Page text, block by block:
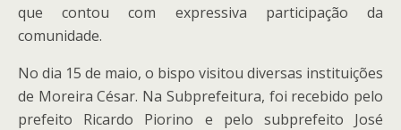
que contou com expressiva participação da
comunidade.
No dia 15 de maio, o bispo visitou diversas instituições
de Moreira César. Na Subprefeitura, foi recebido pelo
prefeito Ricardo Piorino e pelo subprefeito José